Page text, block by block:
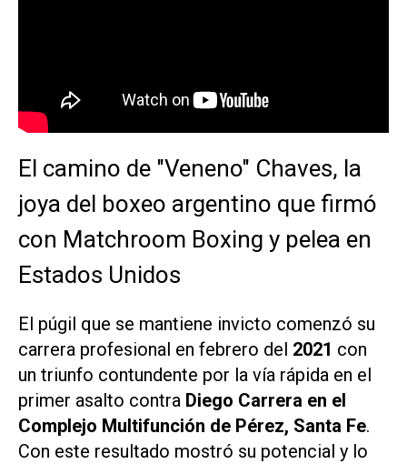
El camino de "Veneno" Chaves, la
joya del boxeo argentino que firmó
con Matchroom Boxing y pelea en
Estados Unidos
El púgil que se mantiene invicto comenzó su
carrera profesional en febrero del 2021 con
un triunfo contundente por la vía rápida en el
primer asalto contra Diego Carrera en el
Complejo Multifunción de Pérez, Santa Fe.
Con este resultado mostró su potencial y lo